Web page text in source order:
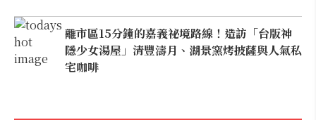
離市區15分鐘的嘉義祕境路線！造訪「台版神
隱少女湯屋」清豐濤月、湖景窯烤披薩與人氣私
宅咖啡